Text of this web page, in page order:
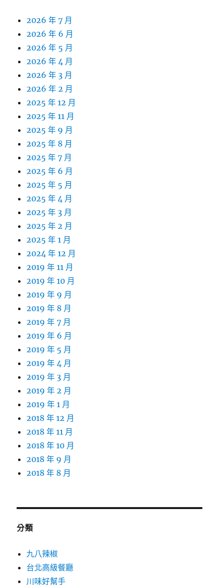
2026 年 7 月
2026 年 6 月
2026 年 5 月
2026 年 4 月
2026 年 3 月
2026 年 2 月
2025 年 12 月
2025 年 11 月
2025 年 9 月
2025 年 8 月
2025 年 7 月
2025 年 6 月
2025 年 5 月
2025 年 4 月
2025 年 3 月
2025 年 2 月
2025 年 1 月
2024 年 12 月
2019 年 11 月
2019 年 10 月
2019 年 9 月
2019 年 8 月
2019 年 7 月
2019 年 6 月
2019 年 5 月
2019 年 4 月
2019 年 3 月
2019 年 2 月
2019 年 1 月
2018 年 12 月
2018 年 11 月
2018 年 10 月
2018 年 9 月
2018 年 8 月
分類
九八辣椒
台北高級餐廳
川味好幫手